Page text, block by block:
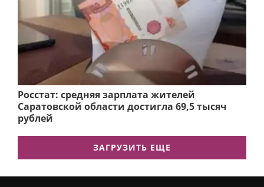
Росстат: средняя зарплата жителей
Саратовской области достигла 69,5 тысяч
рублей
ЗАГРУЗИТЬ ЕЩЕ